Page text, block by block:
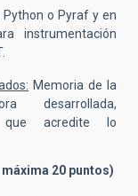
o Pyraf y en
instrumentación
Memoria de la
desarrollada,
que acredite lo
20 puntos)